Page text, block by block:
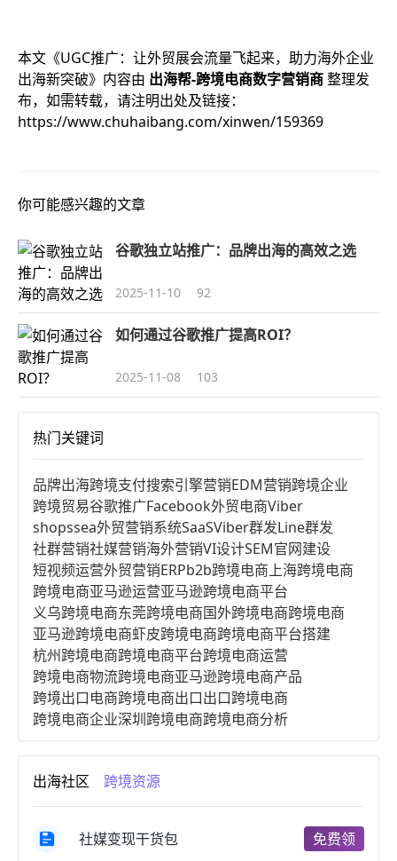
本文《UGC推广：让外贸展会流量飞起来，助力海外企业
出海新突破》内容由 出海帮-跨境电商数字营销商整理发
布，如需转载，请注明出处及链接：
https://www.chuhaibang.com/xinwen/159369
你可能感兴趣的文章
谷歌独立站推广：品牌出海的高效之选
2025-11-10 92
如何通过谷歌推广提高ROI？
2025-11-08 103
热门关键词
品牌出海跨境支付搜索引擎营销EDM营销跨境企业
跨境贸易谷歌推广Facebook外贸电商Viber
shopssea外贸营销系统SaaSViber群发Line群发
社群营销社媒营销海外营销VI设计SEM官网建设
短视频运营外贸营销ERPb2b跨境电商上海跨境电商
跨境电商亚马逊运营亚马逊跨境电商平台
义乌跨境电商东莞跨境电商国外跨境电商跨境电商
亚马逊跨境电商虾皮跨境电商跨境电商平台搭建
杭州跨境电商跨境电商平台跨境电商运营
跨境电商物流跨境电商亚马逊跨境电商产品
跨境出口电商跨境电商出口出口跨境电商
跨境电商企业深圳跨境电商跨境电商分析
进口跨境电商跨境电商服务广州跨境电商
跨境电商市场跨境电商创业跨境电商注册
跨境电商开店跨境电商营销
跨境电商商品个人跨境电商跨境电商案例
郑州跨境电商跨境电商趋势
出海社区 跨境资源
社媒变现干货包 免费领